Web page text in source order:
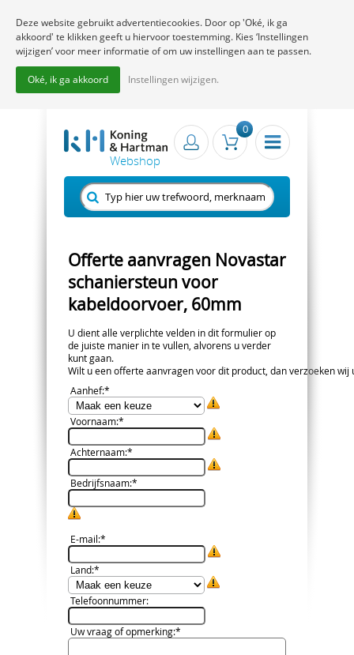
0
Offerte aanvragen Novastar
schaniersteun voor
kabeldoorvoer, 60mm
U dient alle verplichte velden in dit formulier op
de juiste manier in te vullen, alvorens u verder
kunt gaan.
Wilt u een offerte aanvragen voor dit product, dan verzoeken
Aanhef:*
Voornaam:*
Achternaam:*
Bedrijfsnaam:*
E-mail:*
Land:*
Telefoonnummer:
Uw vraag of opmerking:*
Deze website gebruikt advertentiecookies. Door op 'Oké, ik ga
akkoord' te klikken geeft u hiervoor toestemming. Kies ‘Instellingen
wijzigen’ voor meer informatie of om uw instellingen aan te passen.
Oké, ik ga akkoord Instellingen wijzigen.